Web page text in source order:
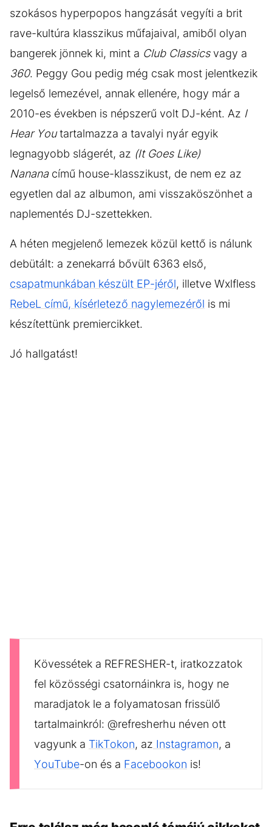
szokásos hyperpopos hangzását vegyíti a brit
rave-kultúra klasszikus műfajaival, amiből olyan
bangerek jönnek ki, mint a Club Classicsvagy a
360. Peggy Gou pedig még csak most jelentkezik
legelső lemezével, annak ellenére, hogy már a
2010-es években is népszerű volt DJ-ként. Az I
Hear Youtartalmazza a tavalyi nyár egyik
legnagyobb slágerét, az (It Goes Like)
Nanana című house-klasszikust, de nem ez az
egyetlen dal az albumon, ami visszaköszönhet a
naplementés DJ-szettekken.
A héten megjelenő lemezek közül kettő is nálunk
debütált: a zenekarrá bővült 6363 első,
csapatmunkában készült EP-jéről, illetve Wxlfless
RebeL című, kísérletező nagylemezéről is mi
készítettünk premiercikket.
Jó hallgatást!
Kövessétek a REFRESHER-t, iratkozzatok
fel közösségi csatornáinkra is, hogy ne
maradjatok le a folyamatosan frissülő
tartalmainkról: @refresherhu néven ott
vagyunk a TikTokon, az Instagramon, a
YouTube-on és a Facebookon is!